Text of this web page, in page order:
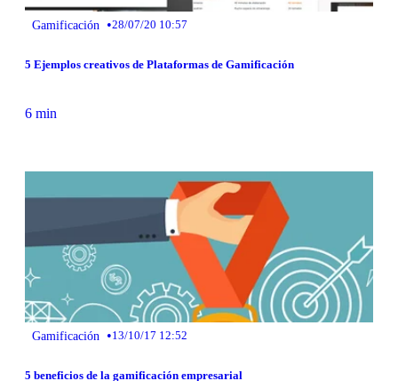
Gamificación •28/07/20 10:57
5 Ejemplos creativos de Plataformas de Gamificación
6 min
Gamificación •13/10/17 12:52
5 beneficios de la gamificación empresarial